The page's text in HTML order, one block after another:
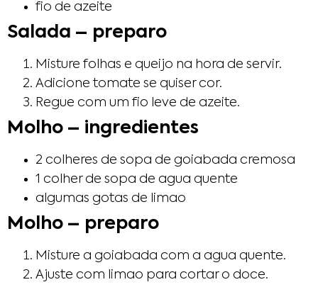
fio de azeite
Salada – preparo
Misture folhas e queijo na hora de servir.
Adicione tomate se quiser cor.
Regue com um fio leve de azeite.
Molho – ingredientes
2 colheres de sopa de goiabada cremosa
1 colher de sopa de agua quente
algumas gotas de limao
Molho – preparo
Misture a goiabada com a agua quente.
Ajuste com limao para cortar o doce.